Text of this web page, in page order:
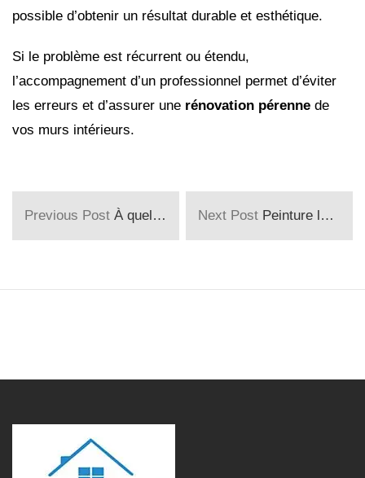
possible d’obtenir un résultat durable et esthétique.
Si le problème est récurrent ou étendu,
l’accompagnement d’un professionnel permet d’éviter
les erreurs et d’assurer une rénovation pérenne de
vos murs intérieurs.
Previous Post À quel moment faut-il refaire la peinture après un dégât des eaux ? Next Post Peinture lessivable ou utiliser ?